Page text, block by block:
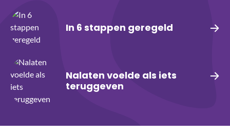
In 6 stappen geregeld
Nalaten voelde als iets
teruggeven